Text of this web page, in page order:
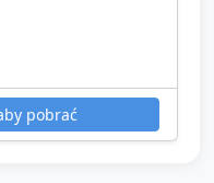
pobrać